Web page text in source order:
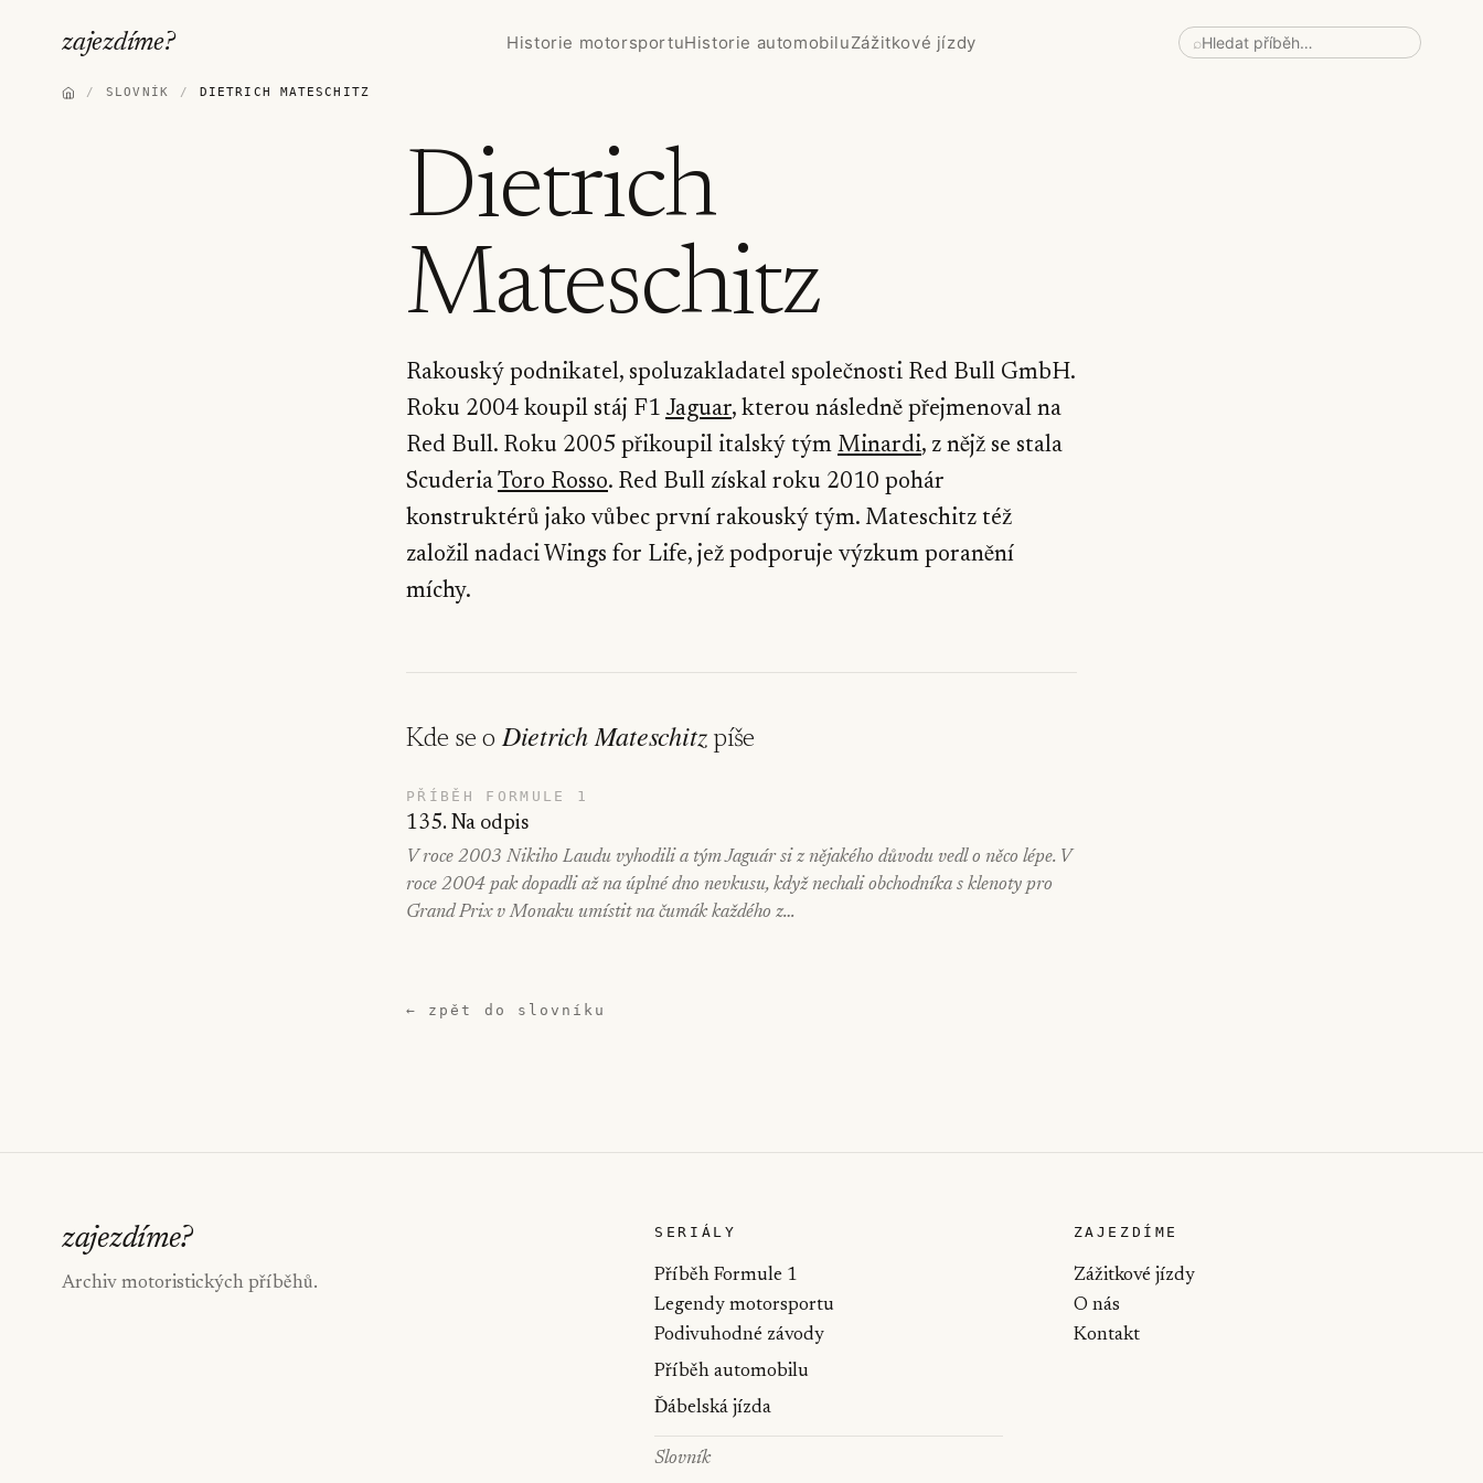
zajezdíme? Historie motorsportuHistorie automobiluZážitkové jízdy ⌕
/ SLOVNÍK / DIETRICH MATESCHITZ
Dietrich
Mateschitz
Rakouský podnikatel, spoluzakladatel společnosti Red Bull GmbH.
Roku 2004 koupil stáj F1 Jaguar, kterou následně přejmenoval na
Red Bull. Roku 2005 přikoupil italský tým Minardi, z nějž se stala
ScuderiaToro Rosso. Red Bull získal roku 2010 pohár
konstruktérů jako vůbec první rakouský tým. Mateschitz též
založil nadaci Wings for Life, jež podporuje výzkum poranění
míchy.
Kde se o Dietrich Mateschitzpíše
PŘÍBĚH FORMULE 1
135. Na odpis
V roce 2003 Nikiho Laudu vyhodili a tým Jaguár si z nějakého důvodu vedl o něco lépe. V
roce 2004 pak dopadli až na úplné dno nevkusu, když nechali obchodníka s klenoty pro
Grand Prix v Monaku umístit na čumák každého z…
← zpět do slovníku
zajezdíme?
Archiv motoristických příběhů.
SERIÁLY
Příběh Formule 1
Legendy motorsportu
Podivuhodné závody
Příběh automobilu
Ďábelská jízda
Slovník
ZAJEZDÍME
Zážitkové jízdy
O nás
Kontakt